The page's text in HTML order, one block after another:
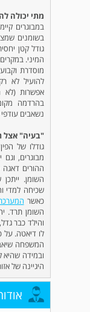
מתי יכולה
במבוגרים
בשומנים
גודל קטן
המיני.
מוסדרת
להועיל לא
אפשרות (לא
בהרדמה
נשאבים
"בעיה" אצל
גודלו של
מבוגרים,
ההורים
השומן.
שכיחה למדי
כאשר
השומן תרד.
והילד כבר
לו דיאטה. על
המשפחה
ובמידה שהיא
היגיינה של